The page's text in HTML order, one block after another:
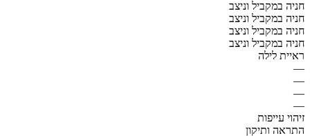
חניה במקביל וניצב
חניה במקביל וניצב
חניה במקביל וניצב
חניה במקביל וניצב
ראיית לילה
—
—
—
—
זיהוי עייפות
התראה ותיקון